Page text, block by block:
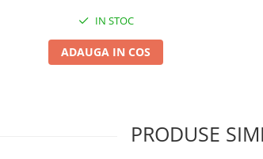
IN STOC
ADAUGA IN COS
PRODUSE